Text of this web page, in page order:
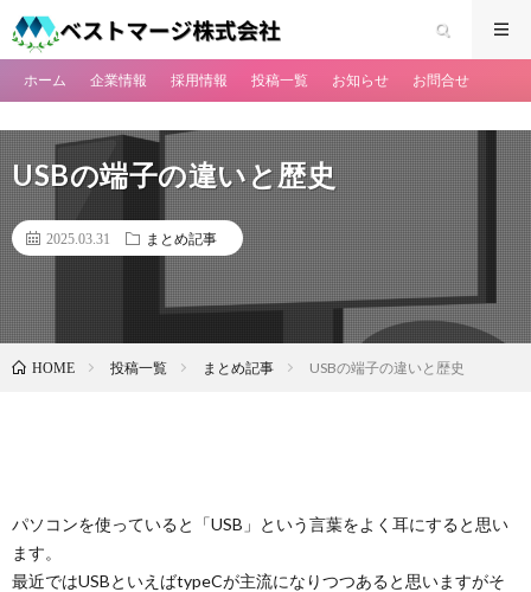
ホーム 企業情報 採用情報 投稿一覧 お知らせ お問合せ
USBの端子の違いと歴史
2025.03.31 まとめ記事
HOME 投稿一覧 まとめ記事 USBの端子の違いと歴史
パソコンを使っていると「USB」という言葉をよく耳にすると思い
ます。
最近ではUSBといえばtypeCが主流になりつつあると思いますがそ